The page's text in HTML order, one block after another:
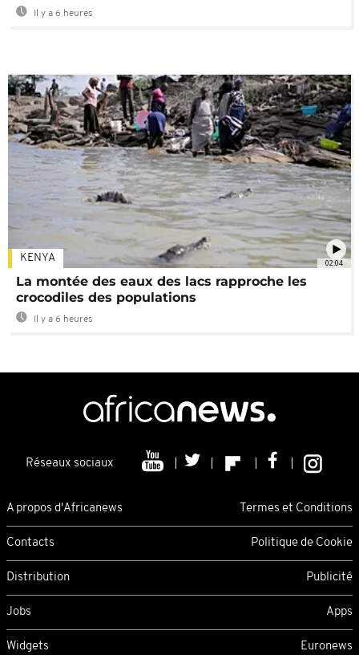
Il y a 6 heures
02:04
KENYA
La montée des eaux des lacs rapproche les
crocodiles des populations
Il y a 6 heures
Réseaux sociaux
A propos d'Africanews Termes et Conditions
Contacts Politique de Cookie
Distribution Publicité
Jobs Apps
Widgets Euronews